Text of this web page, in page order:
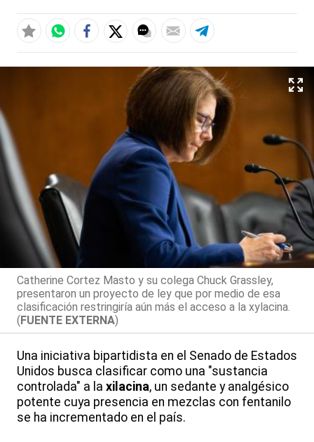
Catherine Cortez Masto y su colega Chuck Grassley,
presentaron un proyecto de ley que por medio de esa
clasificación restringiría aún más el acceso a la xylacina.
(FUENTE EXTERNA)
Una iniciativa bipartidista en el Senado de Estados
Unidos busca clasificar como una "sustancia
controlada" a la xilacina, un sedante y analgésico
potente cuya presencia en mezclas con fentanilo
se ha incrementado en el país.